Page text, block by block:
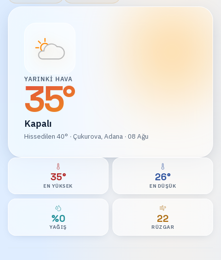
YARINKI HAVA
35°
Kapalı
Hissedilen 40° · Çukurova, Adana · 08 Ağu
35°
EN YÜKSEK
26°
EN DÜŞÜK
%0
YAĞIŞ
22
RÜZGAR